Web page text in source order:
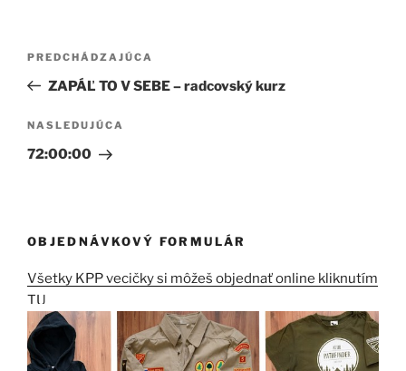
Navigácia
článku
Predchádzajúci
článok
PREDCHÁDZAJÚCA
ZAPÁĽ TO V SEBE – radcovský kurz
Ďalší
článok
NASLEDUJÚCA
72:00:00
OBJEDNÁVKOVÝ FORMULÁR
Všetky KPP vecičky si môžeš objednať online kliknutím
TU